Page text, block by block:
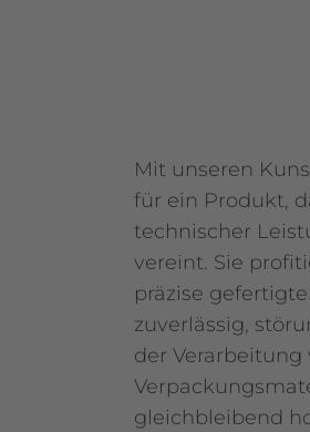
Mit unseren
für ein Produkt,
technischer
vereint. Sie
präzise
zuverlässig,
der Verarbeitung
gleichbleibend